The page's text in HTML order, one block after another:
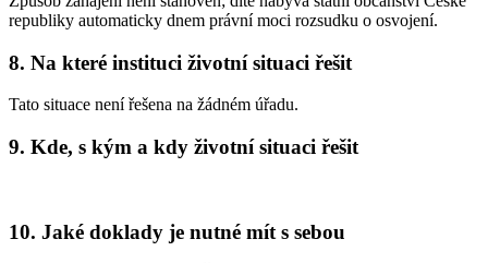
republiky automaticky dnem právní moci rozsudku o osvojení.
8. Na které instituci životní situaci řešit
Tato situace není řešena na žádném úřadu.
9. Kde, s kým a kdy životní situaci řešit
10. Jaké doklady je nutné mít s sebou